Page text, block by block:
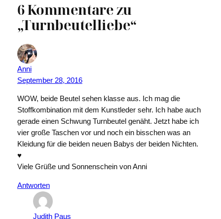
6 Kommentare zu
„Turnbeutelliebe“
Anni
September 28, 2016
WOW, beide Beutel sehen klasse aus. Ich mag die
Stoffkombination mit dem Kunstleder sehr. Ich habe auch
gerade einen Schwung Turnbeutel genäht. Jetzt habe ich
vier große Taschen vor und noch ein bisschen was an
Kleidung für die beiden neuen Babys der beiden Nichten.
♥
Viele Grüße und Sonnenschein von Anni
Antworten
Judith Paus